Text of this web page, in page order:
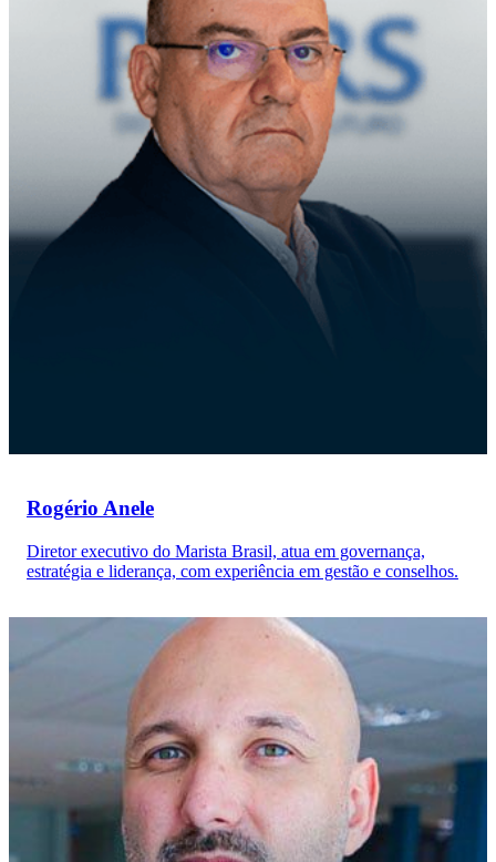
Rogério Anele
Diretor executivo do Marista Brasil, atua em governança,
estratégia e liderança, com experiência em gestão e conselhos.